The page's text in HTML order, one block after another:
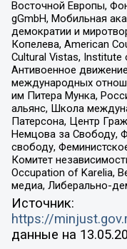
Восточной Европы,
gGmbH, Мобильная
демократии и
Копелева, American
Cultural Vistas, Institute
Антивоенное
международных
им Питера Мунка,
альянс, Школа
Патерсона, Центр
Немцова за Свободу,
свободу,
Комитет
Occupation of Karelia,
медиа, Либерально-
Источник:
https://
данные на